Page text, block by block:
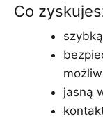
Co
jasną